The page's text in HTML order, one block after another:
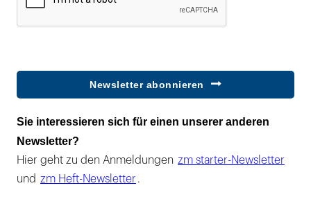
Newsletter abonnieren
Sie interessieren sich für einen unserer anderen
Newsletter?
Hier geht zu den Anmeldungen zm starter-Newsletter
und zm Heft-Newsletter .